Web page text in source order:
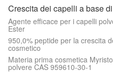
Crescita dei capelli a base
Agente efficace per i capelli
Ester
950,0% peptide per la crescita
cosmetico
Materia prima cosmetica
polvere CAS 959610-30-1